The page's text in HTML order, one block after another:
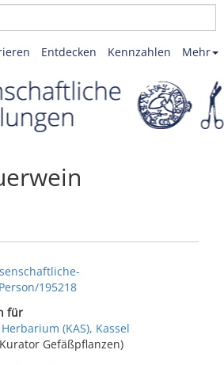
Mehr
Kennzahlen
Entdecken
195218
für
Herbarium (KAS), Kassel
Gefäßpflanzen)